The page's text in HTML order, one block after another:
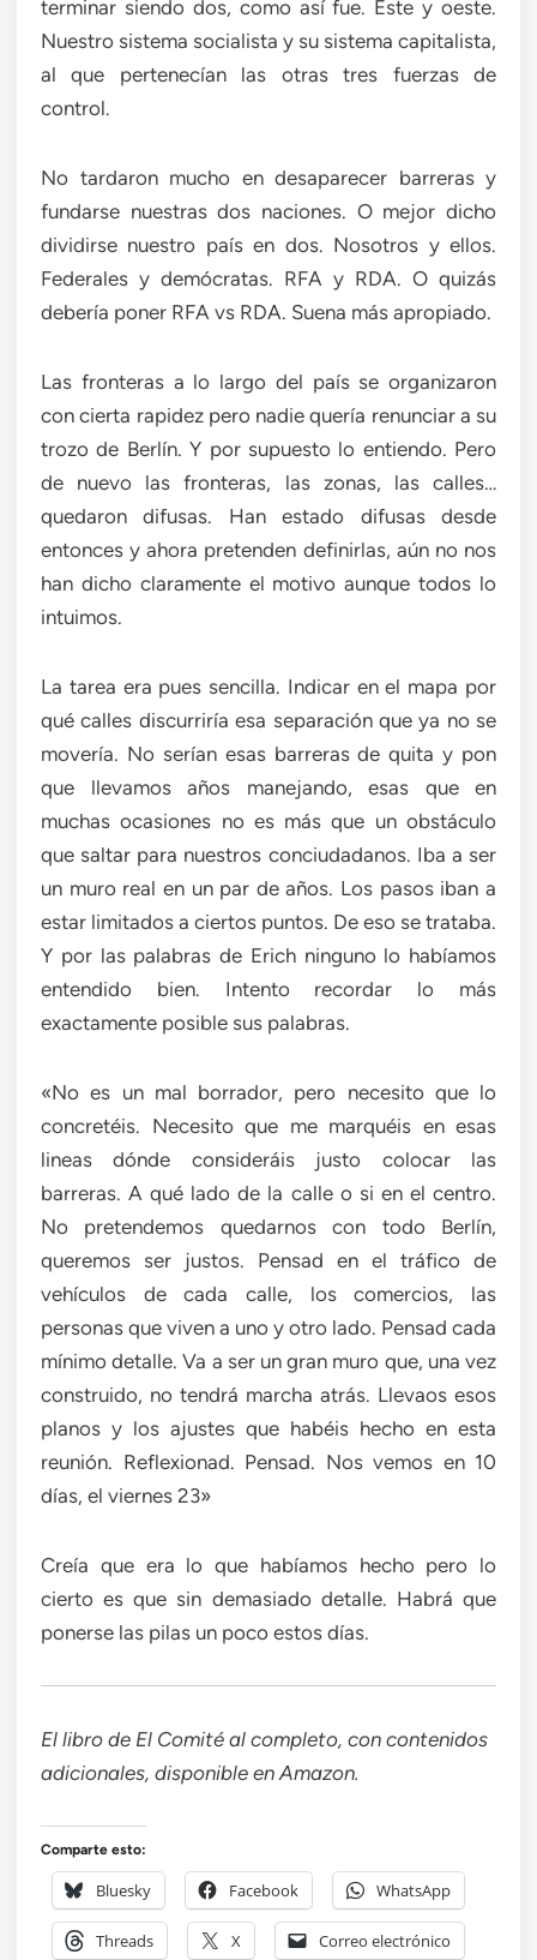
terminar siendo dos, como así fue. Este y oeste.
Nuestro sistema socialista y su sistema capitalista,
al que pertenecían las otras tres fuerzas de
control.
No tardaron mucho en desaparecer barreras y
fundarse nuestras dos naciones. O mejor dicho
dividirse nuestro país en dos. Nosotros y ellos.
Federales y demócratas. RFA y RDA. O quizás
debería poner RFA vs RDA. Suena más apropiado.
Las fronteras a lo largo del país se organizaron
con cierta rapidez pero nadie quería renunciar a su
trozo de Berlín. Y por supuesto lo entiendo. Pero
de nuevo las fronteras, las zonas, las calles…
quedaron difusas. Han estado difusas desde
entonces y ahora pretenden definirlas, aún no nos
han dicho claramente el motivo aunque todos lo
intuimos.
La tarea era pues sencilla. Indicar en el mapa por
qué calles discurriría esa separación que ya no se
movería. No serían esas barreras de quita y pon
que llevamos años manejando, esas que en
muchas ocasiones no es más que un obstáculo
que saltar para nuestros conciudadanos. Iba a ser
un muro real en un par de años. Los pasos iban a
estar limitados a ciertos puntos. De eso se trataba.
Y por las palabras de Erich ninguno lo habíamos
entendido bien. Intento recordar lo más
exactamente posible sus palabras.
«No es un mal borrador, pero necesito que lo
concretéis. Necesito que me marquéis en esas
lineas dónde consideráis justo colocar las
barreras. A qué lado de la calle o si en el centro.
No pretendemos quedarnos con todo Berlín,
queremos ser justos. Pensad en el tráfico de
vehículos de cada calle, los comercios, las
personas que viven a uno y otro lado. Pensad cada
mínimo detalle. Va a ser un gran muro que, una vez
construido, no tendrá marcha atrás. Llevaos esos
planos y los ajustes que habéis hecho en esta
reunión. Reflexionad. Pensad. Nos vemos en 10
días, el viernes 23»
Creía que era lo que habíamos hecho pero lo
cierto es que sin demasiado detalle. Habrá que
ponerse las pilas un poco estos días.
El libro de El Comité al completo, con contenidos
adicionales, disponible en Amazon.
Comparte esto:
Bluesky Facebook WhatsApp
Threads X Correo electrónico